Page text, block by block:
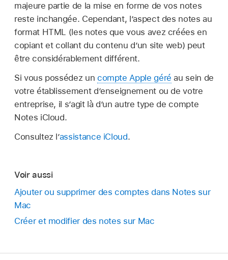
majeure partie de la mise en forme de vos notes
reste inchangée. Cependant, l’aspect des notes au
format HTML (les notes que vous avez créées en
copiant et collant du contenu d’un site web) peut
être considérablement différent.
Si vous possédez un compte Apple géré au sein de
votre établissement d’enseignement ou de votre
entreprise, il s’agit là d’un autre type de compte
Notes iCloud.
Consultez l’assistance iCloud.
Voir aussi
Ajouter ou supprimer des comptes dans Notes sur
Mac
Créer et modifier des notes sur Mac